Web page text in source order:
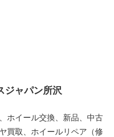
ャパン所沢
ホイール交換、新品、中古
買取、ホイールリペア（修